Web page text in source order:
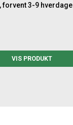
forvent 3-9 hverdage
VIS PRODUKT